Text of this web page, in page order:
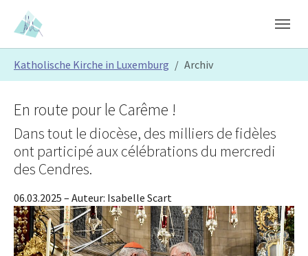
Skip to main content
Skip to page footer
Katholische Kirche in Luxemburg Archiv
En route pour le Carême !
Dans tout le diocèse, des milliers de fidèles
ont participé aux célébrations du mercredi
des Cendres.
06.03.2025 – Auteur: Isabelle Scart